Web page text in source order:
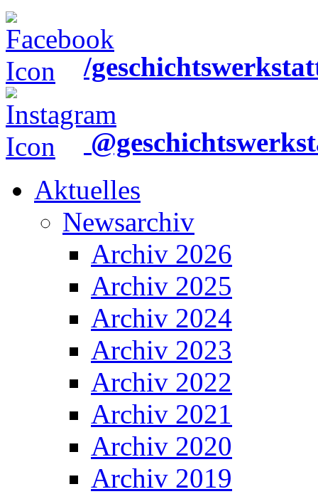
/
Aktuelles
Newsarchiv
Archiv 2026
Archiv 2025
Archiv 2024
Archiv 2023
Archiv 2022
Archiv 2021
Archiv 2020
Archiv 2019